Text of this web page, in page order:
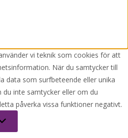
vi teknik som cookies för att
När du samtycker till
data som surfbeteende eller unika
du inte samtycker eller om du
påverka vissa funktioner negativt.